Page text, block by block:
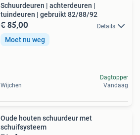
Schuurdeuren | achterdeuren |
tuindeuren | gebruikt 82/88/92
€ 85,00 Details
Moet nu weg
Wijchen
Dagtopper
Vandaag
Oude houten schuurdeur met
schuifsysteem